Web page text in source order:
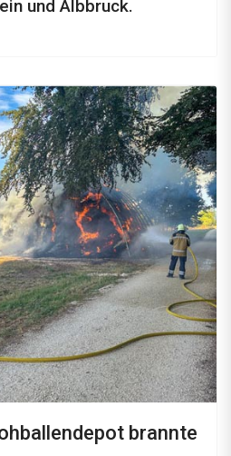
und Albbruck.
brannte